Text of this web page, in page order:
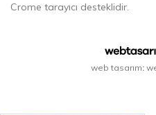
Crome tarayıcı desteklidir.
web tasarım